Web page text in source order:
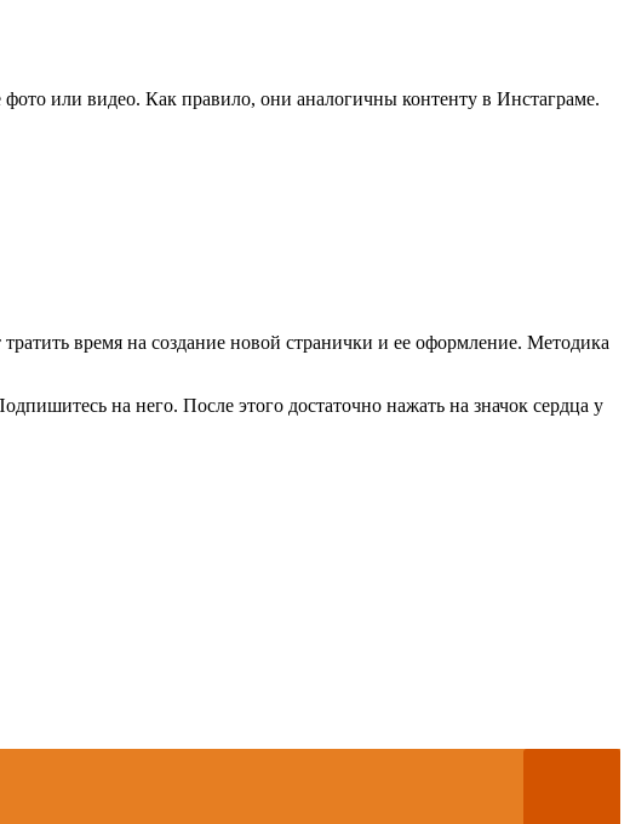
или видео. Как правило, они аналогичны контенту в Инстаграме.
время на создание новой странички и ее оформление. Методика
на него. После этого достаточно нажать на значок сердца у